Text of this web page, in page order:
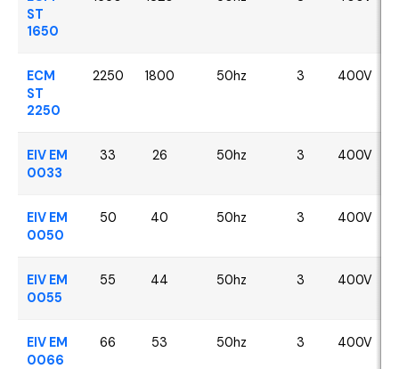
ST
1650
ECM
ST
2250
2250 1800 50hz 3 400V
EIV EM
0033
33 26 50hz 3 400V
EIV EM
0050
50 40 50hz 3 400V
EIV EM
0055
55 44 50hz 3 400V
EIV EM
0066
66 53 50hz 3 400V